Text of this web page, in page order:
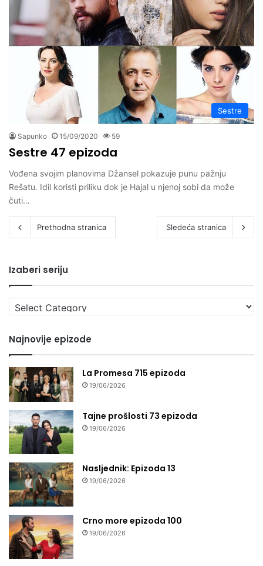
Sestre
Sapunko 15/09/2020 59
Sestre 47 epizoda
Vođena svojim planovima Džansel pokazuje punu pažnju
Rešatu. Idil koristi priliku dok je Hajal u njenoj sobi da može
čuti…
Prethodna stranica Sledeća stranica
Izaberi seriju
Izaberi
seriju
Najnovije epizode
La Promesa 715 epizoda
19/06/2026
Tajne prošlosti 73 epizoda
19/06/2026
Nasljednik: Epizoda 13
19/06/2026
Crno more epizoda 100
19/06/2026